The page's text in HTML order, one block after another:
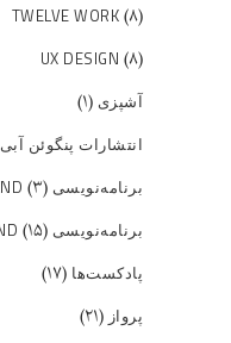
TWELVE WORK (۸)
UX DESIGN (۸)
آشپزی (۱)
انتشارات پنگوئن آبی
برنامه‌نویسی BACK END (۳)
برنامه‌نویسی FRONT END (۱۵)
پادکست‌ها (۱۷)
پرواز (۲۱)